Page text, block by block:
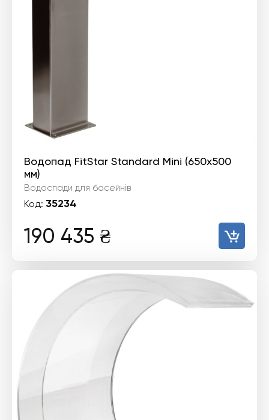
Водопад FitStar Standard Mini (650x500
мм)
Водоспади для басейнів
Код: 35234
190 435 ₴